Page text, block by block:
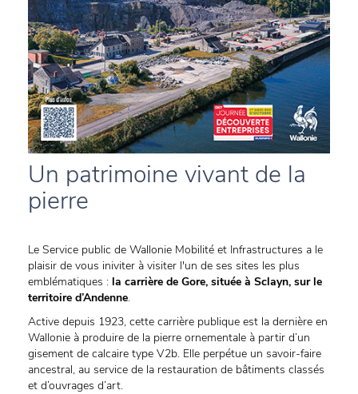
Un patrimoine vivant de la
pierre
Le Service public de Wallonie Mobilité et Infrastructures a le
plaisir de vous iniviter à visiter l'un de ses sites les plus
emblématiques : la carrière de Gore, située à Sclayn, sur le
territoire d’Andenne.
Active depuis 1923, cette carrière publique est la dernière en
Wallonie à produire de la pierre ornementale à partir d’un
gisement de calcaire type V2b. Elle perpétue un savoir-faire
ancestral, au service de la restauration de bâtiments classés
et d’ouvrages d’art.